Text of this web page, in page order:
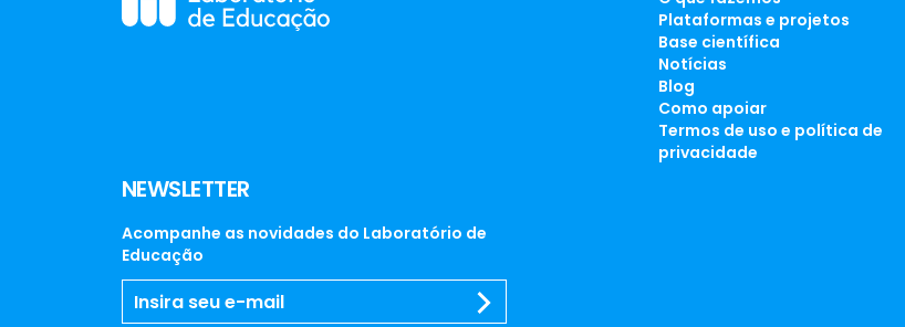
NEWSLETTER
Acompanhe as novidades do Laboratório de
Educação
Plataformas e projetos
Base científica
Notícias
Blog
Como apoiar
Termos de uso e política de
privacidade